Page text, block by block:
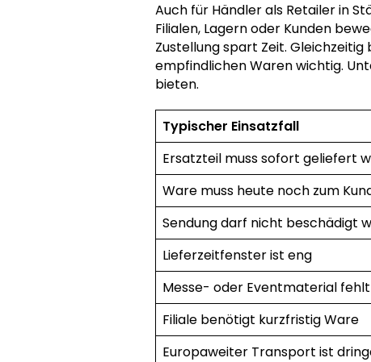
Auch für Händler als Retailer in
Filialen, Lagern oder Kunden
Zustellung spart Zeit.
empfindlichen Waren wichtig.
bieten.
Typischer Einsatzfall
Ersatzteil muss sofort geliefert
Ware muss heute noch zum
Sendung darf nicht beschädigt
Lieferzeitfenster ist eng
Messe- oder Eventmaterial fehlt
Filiale benötigt kurzfristig Ware
Europaweiter Transport ist